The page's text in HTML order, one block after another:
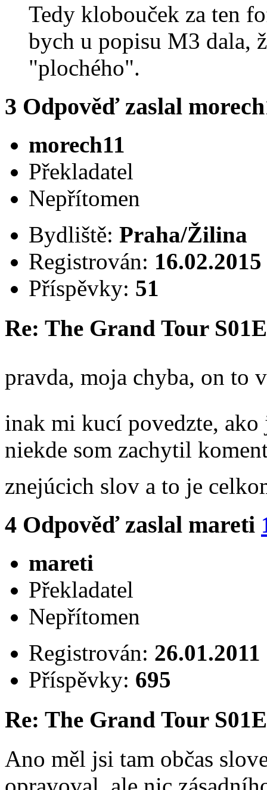
Tedy klobouček za ten
bych u popisu M3 dala,
"plochého".
3 Odpověď zaslal
morech11
Překladatel
Nepřítomen
Bydliště: Praha/Žilina
Registrován: 16.02.2015
Příspěvky: 51
Re: The Grand Tour
pravda, moja chyba, on to
inak mi kucí povedzte,
niekde som zachytil
znejúcich slov a to je
4 Odpověď zaslal mareti
mareti
Překladatel
Nepřítomen
Registrován: 26.01.2011
Příspěvky: 695
Re: The Grand Tour
Ano měl jsi tam občas